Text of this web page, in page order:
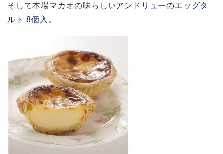
そして本場マカオの味らしいアンドリューのエッグタ
ルト 8個入 。